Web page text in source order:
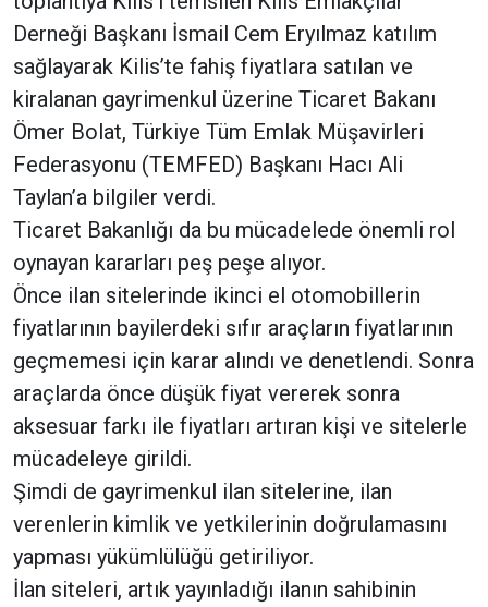
Derneği Başkanı İsmail Cem Eryılmaz katılım
sağlayarak Kilis’te fahiş fiyatlara satılan ve
kiralanan gayrimenkul üzerine Ticaret Bakanı
Ömer Bolat, Türkiye Tüm Emlak Müşavirleri
Federasyonu (TEMFED) Başkanı Hacı Ali
Taylan’a bilgiler verdi.
Ticaret Bakanlığı da bu mücadelede önemli rol
oynayan kararları peş peşe alıyor.
Önce ilan sitelerinde ikinci el otomobillerin
fiyatlarının bayilerdeki sıfır araçların fiyatlarının
geçmemesi için karar alındı ve denetlendi. Sonra
araçlarda önce düşük fiyat vererek sonra
aksesuar farkı ile fiyatları artıran kişi ve sitelerle
mücadeleye girildi.
Şimdi de gayrimenkul ilan sitelerine, ilan
verenlerin kimlik ve yetkilerinin doğrulamasını
yapması yükümlülüğü getiriliyor.
İlan siteleri, artık yayınladığı ilanın sahibinin